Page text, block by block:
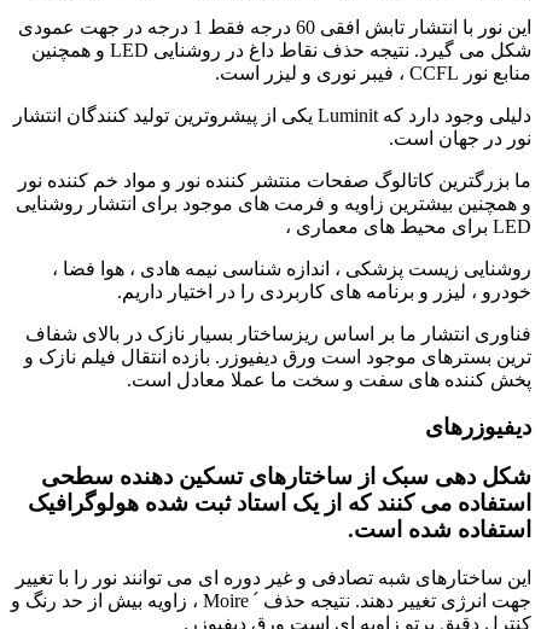
این نور با انتشار تابش افقی 60 درجه فقط 1 درجه در جهت عمودی
شکل می گیرد. نتیجه حذف نقاط داغ در روشنایی LED و همچنین
منابع نور CCFL ، فیبر نوری و لیزر است.
دلیلی وجود دارد که Luminit یکی از پیشروترین تولید کنندگان انتشار
نور در جهان است.
ما بزرگترین کاتالوگ صفحات منتشر کننده نور و مواد خم کننده نور
و همچنین بیشترین زاویه و فرمت های موجود برای انتشار روشنایی
LED برای محیط های معماری ،
روشنایی زیست پزشکی ، اندازه شناسی نیمه هادی ، هوا فضا ،
خودرو ، لیزر و برنامه های کاربردی را در اختیار داریم.
فناوری انتشار ما بر اساس ریزساختار بسیار نازک در بالای شفاف
ترین بسترهای موجود است ورق دیفیوزر. بازده انتقال فیلم نازک و
پخش کننده های سفت و سخت ما عملا معادل است.
دیفیوزرهای
شکل دهی سبک از ساختارهای تسکین دهنده سطحی
استفاده می کنند که از یک استاد ثبت شده هولوگرافیک
استفاده شده است.
این ساختارهای شبه تصادفی و غیر دوره ای می توانند نور را با تغییر
جهت انرژی تغییر دهند. نتیجه حذف Moire ՛ ، زاویه بیش از حد رنگ و
کنترل دقیق پرتو زاویه ای است ورق دیفیوزر.